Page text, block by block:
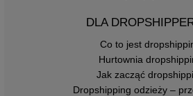
DLA
Co to jest
Hurtownia
Jak zacząć
Dropshipping odzieży –